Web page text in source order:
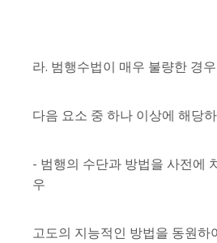
라. 범행수법이 매우 불량한 경우
다음 요소 중 하나 이상에 해당
- 범행의 수단과 방법을 사전에
우
고도의 지능적인 방법을 동원하